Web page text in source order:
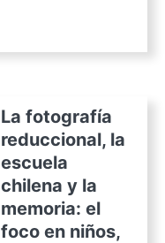
La fotografía
reduccional, la
escuela
chilena y la
memoria: el
foco en niños,